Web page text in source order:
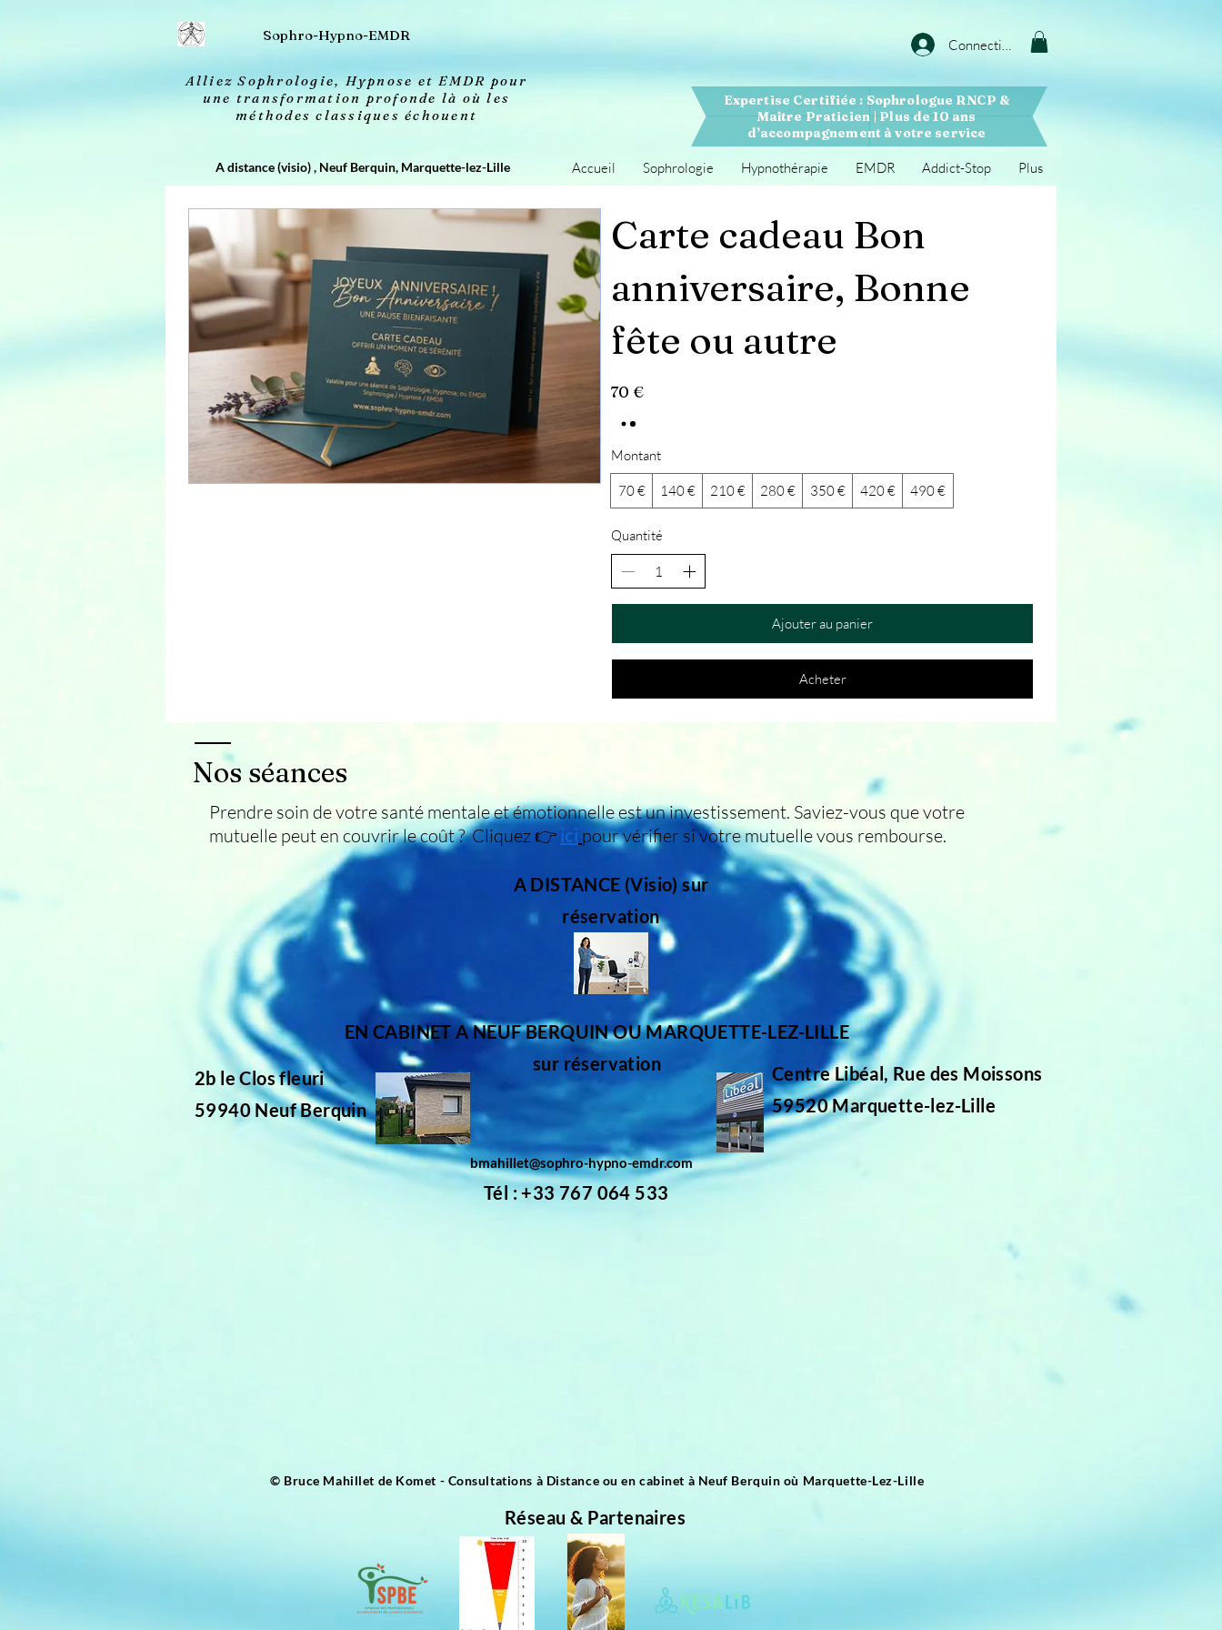
Sophro-Hypno-EMDR
Alliez Sophrologie, Hypnose et EMDR pour
une transformation profonde là où les
méthodes classiques échouent
Connection
Expertise Certifiée : Sophrologue RNCP &
Maître Praticien | Plus de 10 ans
d’accompagnement à votre service
A distance (visio) , Neuf Berquin, Marquette-lez-Lille Accueil Sophrologie Hypnothérapie EMDR Addict-Stop Plus
Carte cadeau Bon
anniversaire, Bonne
fête ou autre
70 €
Montant
70 € 140 € 210 € 280 € 350 € 420 € 490 €
Quantité
Ajouter au panier
Acheter
Nos séances
Prendre soin de votre santé mentale et émotionnelle est un investissement. Saviez-vous que votre
mutuelle peut en couvrir le coût ? Cliquez 👉 ici pour vérifier si votre mutuelle vous rembourse.
A DISTANCE (Visio) sur
réservation
EN CABINET A NEUF BERQUIN OU MARQUETTE-LEZ-LILLE
sur réservation
2b le Clos fleuri
59940 Neuf Berquin
Centre Libéal, Rue des Moissons
59520 Marquette-lez-Lille
bmahillet@sophro-hypno-emdr.com
Tél : +33 767 064 533
© Bruce Mahillet de Komet - Consultations à Distance ou en cabinet à Neuf Berquin où Marquette-Lez-Lille
Réseau & Partenaires